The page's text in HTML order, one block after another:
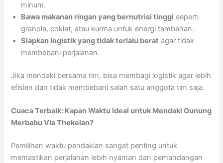
minum.
Bawa makanan ringan yang bernutrisi tinggi seperti
granola, coklat, atau kurma untuk energi tambahan.
Siapkan logistik yang tidak terlalu berat agar tidak
membebani perjalanan.
Jika mendaki bersama tim, bisa membagi logistik agar lebih
efisien dan tidak membebani salah satu anggota tim saja.
Cuaca Terbaik: Kapan Waktu Ideal untuk Mendaki Gunung
Merbabu Via Thekelan?
Pemilihan waktu pendakian sangat penting untuk
memastikan perjalanan lebih nyaman dan pemandangan